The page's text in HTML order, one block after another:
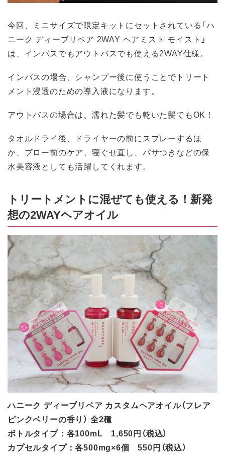
今回、ミニサイズで限定キットにセットされている「ハ
ニーク ディープリペア 2WAY ヘアミスト モイスト」
は、インバスでもアウトバスでも使える2WAY仕様。
インバスの場合、シャンプー後に使うことでトリート
メント浸透のための導入液になります。
アウトバスの場合は、濡れた髪でも乾いた髪でもOK！
タオルドライ後、ドライヤーの前にスプレーするほ
か、ブロー前のケア、寝ぐせ直し、パサつきなどの保
水美容液としても活躍してくれます。
トリートメントに混ぜても使える！新発
想の2WAYヘアオイル
ハニーク ディープリペア カスタムヘアオイル（フレア
ピンクベリーの香り） 全2種
ボトルタイプ：各100mL 1,650円（税込）
カプセルタイプ：各500mg×6個 550円（税込）